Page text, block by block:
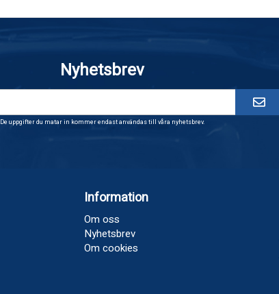
Nyhetsbrev
De uppgifter du matar in kommer endast användas till våra nyhetsbrev.
Information
Om oss
Nyhetsbrev
Om cookies